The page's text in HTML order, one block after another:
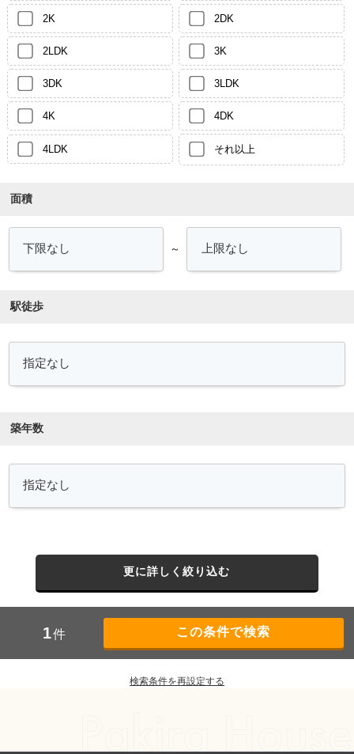
2K 2DK
2LDK 3K
3DK 3LDK
4K 4DK
4LDK それ以上
面積
～
駅徒歩
築年数
更に詳しく絞り込む
1件
検索条件を再設定する